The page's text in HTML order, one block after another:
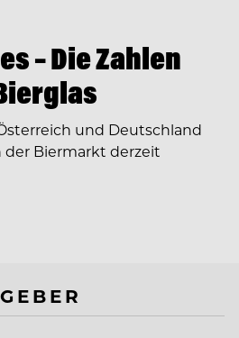
– Die Zahlen
und Deutschland
der Biermarkt derzeit